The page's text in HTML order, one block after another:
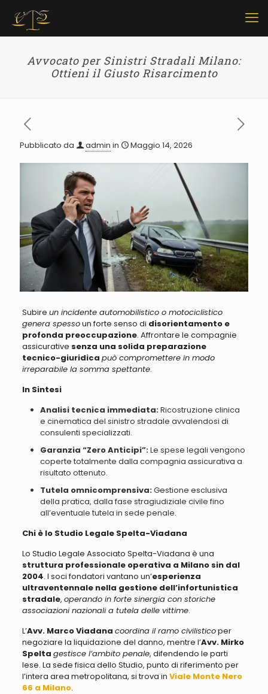
Avvocato per Sinistri Stradali Milano:
Ottieni il Giusto Risarcimento
Pubblicato da admin in Maggio 14, 2026
Subire un incidente automobilistico o motociclistico
genera spessoun forte senso di disorientamento e
profonda preoccupazione. Affrontare le compagnie
assicurative senza una solida preparazione
tecnico-giuridica può compromettere in modo
irreparabile la somma spettante.
In Sintesi
Analisi tecnica immediata:Ricostruzione clinica
e cinematica del sinistro stradale avvalendosi di
consulenti specializzati.
Garanzia “Zero Anticipi”:Le spese legali vengono
coperte totalmente dalla compagnia assicurativa a
risultato ottenuto.
Tutela omnicomprensiva:Gestione esclusiva
della pratica, dalla fase stragiudiziale civile fino
all’eventuale tutela in sede penale.
Chi è lo Studio Legale Spelta-Viadana
Lo Studio Legale Associato Spelta-Viadana è una
struttura professionale operativa a Milano sin dal
2004. I soci fondatori vantano un’esperienza
ultraventennale nella gestione dell’infortunistica
stradale, operando in forte sinergia con storiche
associazioni nazionali a tutela delle vittime.
L’Avv. Marco Viadana coordina il ramo civilisticoper
negoziare la liquidazione del danno, mentre l’Avv. Mirko
Spelta gestisce l’ambito penale, difendendo le parti
lese. La sede fisica dello Studio, punto di riferimento per
l’intera area metropolitana, si trova in Viale Monte Nero
66 a Milano.